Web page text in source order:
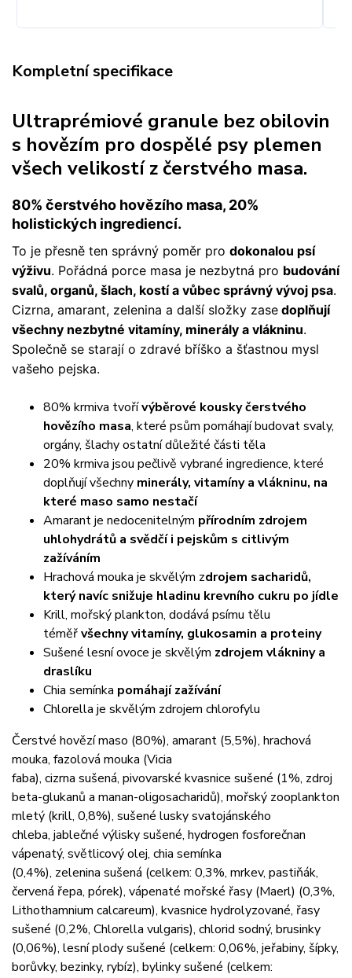
Kompletní specifikace
Ultraprémiové granule bez obilovin
s hovězím pro dospělé psy plemen
všech velikostí z čerstvého masa.
80% čerstvého hovězího masa, 20%
holistických ingrediencí.
To je přesně ten správný poměr pro dokonalou psí
výživu. Pořádná porce masa je nezbytná pro budování
svalů, organů, šlach, kostí a vůbec správný vývoj psa.
Cizrna, amarant, zelenina a další složky zase doplňují
všechny nezbytné vitamíny, minerály a vlákninu.
Společně se starají o zdravé bříško a šťastnou mysl
vašeho pejska.
80% krmiva tvořívýběrové kousky čerstvého
hovězího masa, které psům pomáhají budovat svaly,
orgány, šlachy ostatní důležité části těla
20% krmiva jsou pečlivě vybrané ingredience, které
doplňují všechny minerály, vitamíny a vlákninu, na
které maso samo nestačí
Amarant je nedocenitelným přírodním zdrojem
uhlohydrátů a svědčí i pejskům s citlivým
zažíváním
Hrachová mouka je skvělým zdrojem sacharidů,
který navíc snižuje hladinu krevního cukru po jídle
Krill, mořský plankton, dodává psímu tělu
téměřvšechny vitamíny, glukosamin a proteiny
Sušené lesní ovoce je skvělým zdrojem vlákniny a
draslíku
Chia semínka pomáhají zažívání
Chlorella je skvělým zdrojem chlorofylu
Čerstvé hovězí maso (80%), amarant (5,5%), hrachová
mouka, fazolová mouka (Vicia
faba), cizrna sušená, pivovarské kvasnice sušené (1%, zdroj
beta-glukanů a manan-oligosacharidů), mořský zooplankton
mletý (krill, 0,8%), sušené lusky svatojánského
chleba, jablečné výlisky sušené, hydrogen fosforečnan
vápenatý, světlicový olej, chia semínka
(0,4%), zelenina sušená (celkem: 0,3%, mrkev, pastiňák,
červená řepa, pórek), vápenaté mořské řasy (Maerl) (0,3%,
Lithothamnium calcareum), kvasnice hydrolyzované, řasy
sušené (0,2%, Chlorella vulgaris), chlorid sodný, brusinky
(0,06%), lesní plody sušené (celkem: 0,06%, jeřabiny, šípky,
borůvky, bezinky, rybíz), bylinky sušené (celkem: